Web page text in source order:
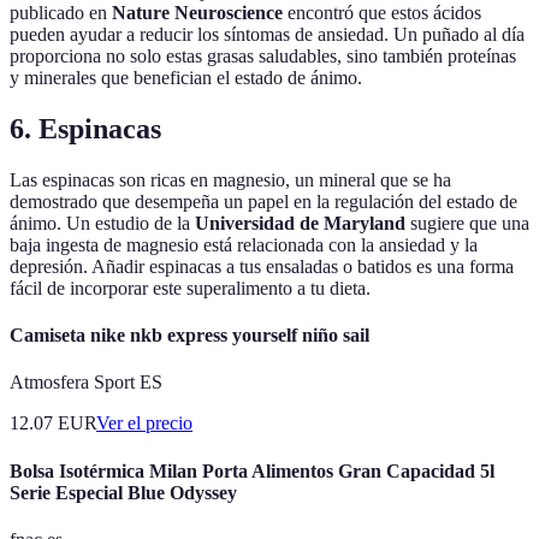
publicado en Nature Neuroscience encontró que estos ácidos
pueden ayudar a reducir los síntomas de ansiedad. Un puñado al día
proporciona no solo estas grasas saludables, sino también proteínas
y minerales que benefician el estado de ánimo.
6. Espinacas
Las espinacas son ricas en magnesio, un mineral que se ha
demostrado que desempeña un papel en la regulación del estado de
ánimo. Un estudio de la Universidad de Maryland sugiere que una
baja ingesta de magnesio está relacionada con la ansiedad y la
depresión. Añadir espinacas a tus ensaladas o batidos es una forma
fácil de incorporar este superalimento a tu dieta.
Camiseta nike nkb express yourself niño sail
Atmosfera Sport ES
12.07 EURVer el precio
Bolsa Isotérmica Milan Porta Alimentos Gran Capacidad 5l
Serie Especial Blue Odyssey